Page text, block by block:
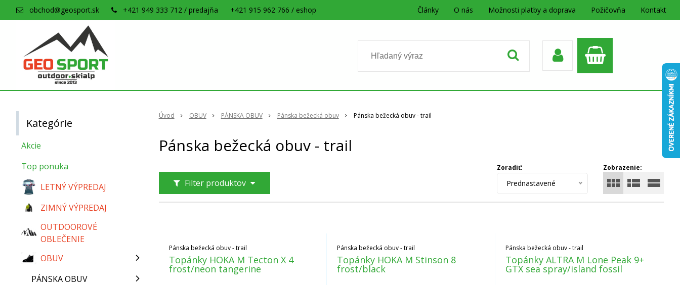
obchod@geosport.sk +421 949 333 712 / predajňa +421 915 962 766 / eshop Články O nás Možnosti platby a doprava Požičovňa Kontakt
Úvod OBUV PÁNSKA OBUV Pánska bežecká obuv Pánska bežecká obuv - trail
Pánska bežecká obuv - trail
Filter produktov
Zobrazenie:
Zoradiť:
Prednastavené
Pánska bežecká obuv - trail
Topánky HOKA M Tecton X 4
frost/neon tangerine
Pánska bežecká obuv - trail
Topánky HOKA M Stinson 8
frost/black
Pánska bežecká obuv - trail
Topánky ALTRA M Lone Peak 9+
GTX sea spray/island fossil
Kategórie
Akcie
Top ponuka
LETNÝ VÝPREDAJ
ZIMNÝ VÝPREDAJ
OUTDOOROVÉ
OBLEČENIE
OBUV
PÁNSKA OBUV